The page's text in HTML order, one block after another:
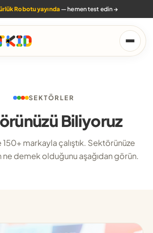
Robotu yayında— hemen test edin→
SEKTÖRLER
Biliyoruz
markayla çalıştık. Sektörünüze
ne demek olduğunu aşağıdan görün.